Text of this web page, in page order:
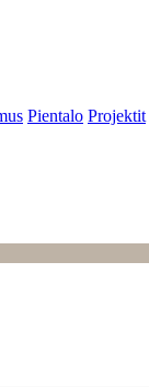
Pientalo Projektit